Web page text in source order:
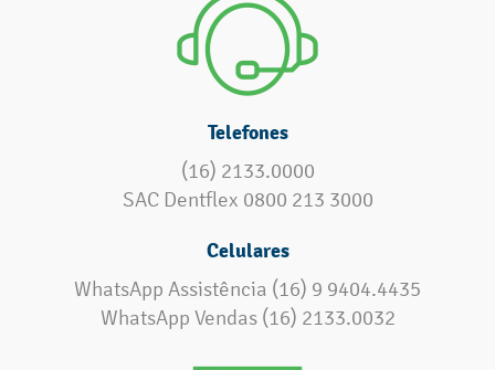
Telefones
(16) 2133.0000
SAC Dentflex 0800 213 3000
Celulares
WhatsApp Assistência (16) 9 9404.4435
WhatsApp Vendas (16) 2133.0032